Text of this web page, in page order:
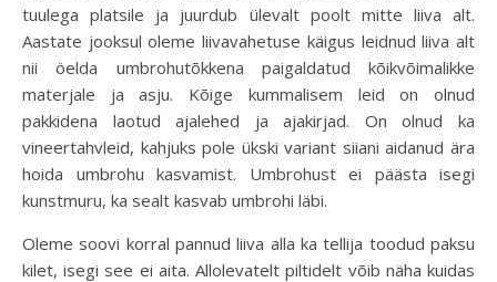
tuulega platsile ja juurdub ülevalt poolt mitte liiva alt.
Aastate jooksul oleme liivavahetuse käigus leidnud liiva alt
nii öelda umbrohutõkkena paigaldatud kõikvõimalikke
materjale ja asju. Kõige kummalisem leid on olnud
pakkidena laotud ajalehed ja ajakirjad. On olnud ka
vineertahvleid, kahjuks pole ükski variant siiani aidanud ära
hoida umbrohu kasvamist. Umbrohust ei päästa isegi
kunstmuru, ka sealt kasvab umbrohi läbi.
Oleme soovi korral pannud liiva alla ka tellija toodud paksu
kilet, isegi see ei aita. Allolevatelt piltidelt võib näha kuidas